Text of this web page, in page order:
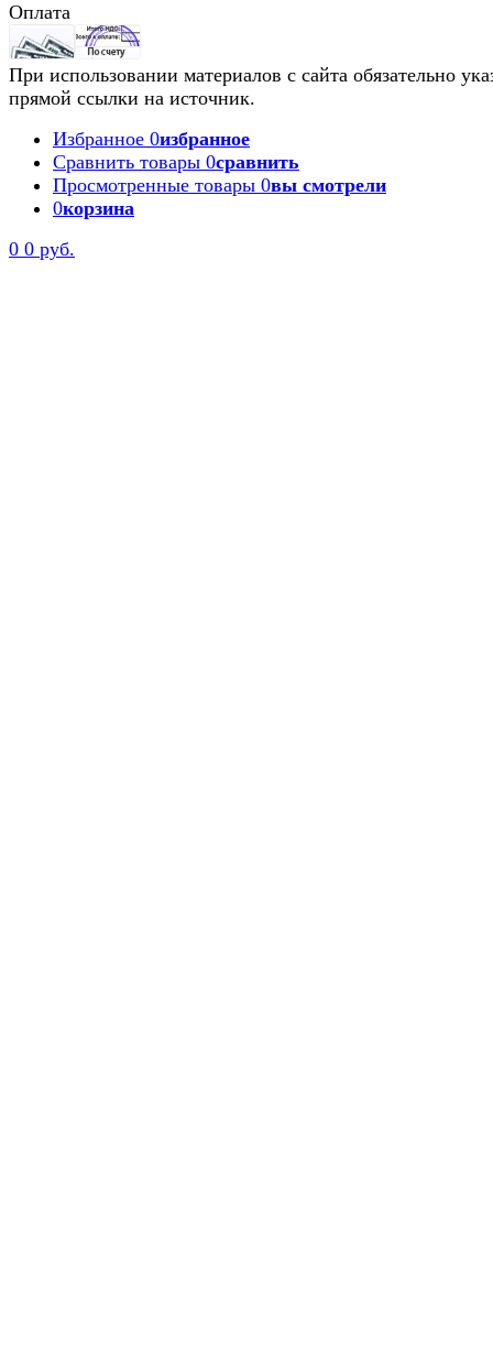
Оплата
При использовании материалов с сайта обязательно
прямой ссылки на источник.
Избранное 0избранное
Сравнить товары 0сравнить
Просмотренные товары 0вы смотрели
0корзина
0 0 руб.